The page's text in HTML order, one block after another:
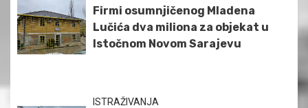
Firmi osumnjičenog Mladena
Lučića dva miliona za objekat u
Istočnom Novom Sarajevu
ISTRAŽIVANJA